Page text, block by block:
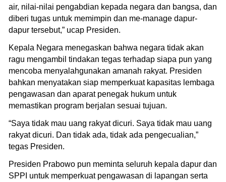
air, nilai-nilai pengabdian kepada negara dan bangsa, dan
diberi tugas untuk memimpin dan me-manage dapur-
dapur tersebut,” ucap Presiden.
Kepala Negara menegaskan bahwa negara tidak akan
ragu mengambil tindakan tegas terhadap siapa pun yang
mencoba menyalahgunakan amanah rakyat. Presiden
bahkan menyatakan siap memperkuat kapasitas lembaga
pengawasan dan aparat penegak hukum untuk
memastikan program berjalan sesuai tujuan.
“Saya tidak mau uang rakyat dicuri. Saya tidak mau uang
rakyat dicuri. Dan tidak ada, tidak ada pengecualian,”
tegas Presiden.
Presiden Prabowo pun meminta seluruh kepala dapur dan
SPPI untuk memperkuat pengawasan di lapangan serta